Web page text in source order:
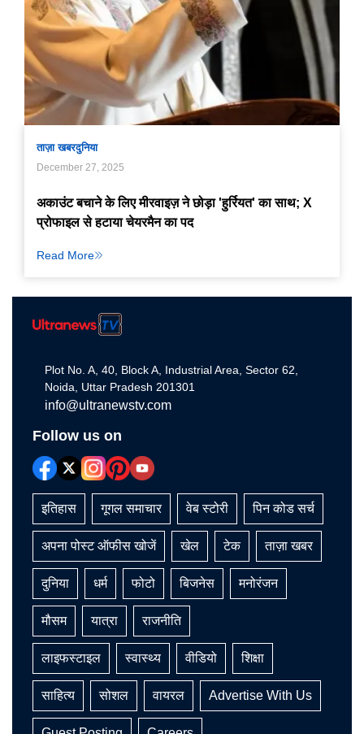
ताज़ा खबरदुनिया
December 27, 2025
अकाउंट बचाने के लिए मीरवाइज़ ने छोड़ा 'हुर्रियत' का साथ; X
प्रोफाइल से हटाया चेयरमैन का पद
Read More
Plot No. A, 40, Block A, Industrial Area, Sector 62,
Noida, Uttar Pradesh 201301
info@ultranewstv.com
Follow us on
इतिहास गूगल समाचार वेब स्टोरी पिन कोड सर्च
अपना पोस्ट ऑफीस खोजें खेल टेक ताज़ा खबर
दुनिया धर्म फोटो बिजनेस मनोरंजन
मौसम यात्रा राजनीति
लाइफस्टाइल स्वास्थ्य वीडियो शिक्षा
साहित्य सोशल वायरल Advertise With Us